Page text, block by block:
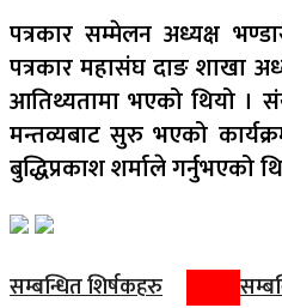
पत्रकार सम्मेलन अध्यक्ष
पत्रकार महासंघ दाङ शाखा
आतिथ्यतामा भएको थियो ।
मन्तव्यबाट सुरु भएको
बुद्धिप्रकाश शर्माले गर्नुभएको
सम्बन्धित शिर्षकहरु